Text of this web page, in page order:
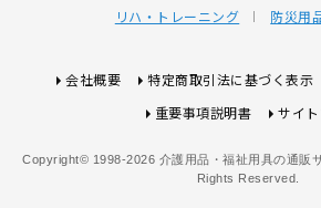
リハ・トレーニング
防災用
会社概要 特定商取引法に基づく表示
重要事項説明書
サイ
Copyright© 1998-2026 介護用品・福祉用具の通販
Rights Reserved.